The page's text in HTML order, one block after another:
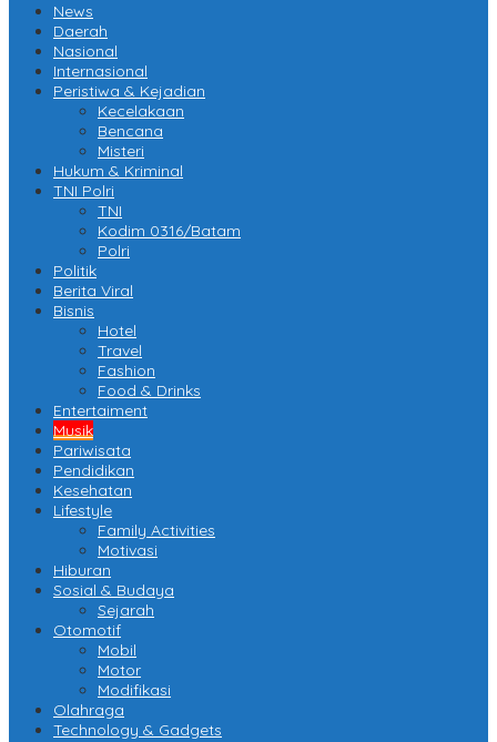
News
Daerah
Nasional
Internasional
Peristiwa & Kejadian
Kecelakaan
Bencana
Misteri
Hukum & Kriminal
TNI Polri
TNI
Kodim 0316/Batam
Polri
Politik
Berita Viral
Bisnis
Hotel
Travel
Fashion
Food & Drinks
Entertaiment
Musik
Pariwisata
Pendidikan
Kesehatan
Lifestyle
Family Activities
Motivasi
Hiburan
Sosial & Budaya
Sejarah
Otomotif
Mobil
Motor
Modifikasi
Olahraga
Technology & Gadgets